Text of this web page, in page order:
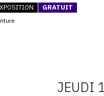
GRATUIT
JEUDI